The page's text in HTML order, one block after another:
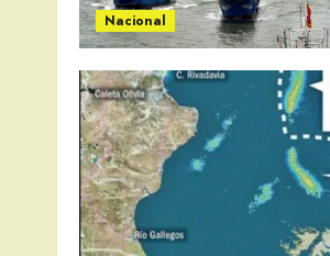
Nacional